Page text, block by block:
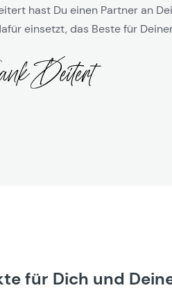
hast Du einen Partner an
einsetzt, das Beste für
für Dich und